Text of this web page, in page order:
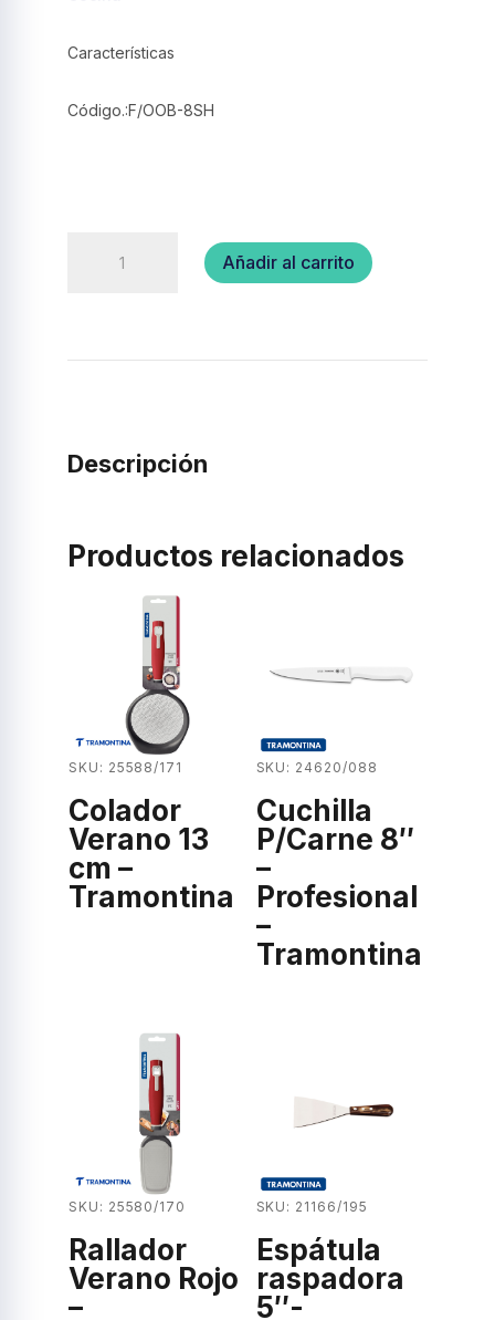
Características
Código.:F/OOB-8SH
(ooB-
Añadir al carrito
Descripción
Productos relacionados
SKU: 25588/171
Colador
Verano 13
cm –
Tramontina
SKU: 24620/088
Cuchilla
P/Carne 8″
–
Profesional
–
Tramontina
SKU: 25580/170
Rallador
Verano Rojo
–
SKU: 21166/195
Espátula
raspadora
5″-